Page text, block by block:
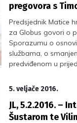
pregovora s
Predsjednik Matice
za Globus govori o
Sporazumu o
službama, o
predviđenom u
5. veljače 2016.
JL, 5.2.2016. –
Šustarom te